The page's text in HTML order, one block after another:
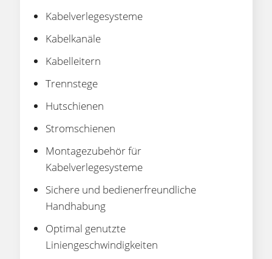
Kabelverlegesysteme
Kabelkanäle
Kabelleitern
Trennstege
Hutschienen
Stromschienen
Montagezubehör für
Kabelverlegesysteme
Sichere und bedienerfreundliche
Handhabung
Optimal genutzte
Liniengeschwindigkeiten